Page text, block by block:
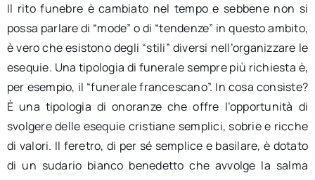
Il rito funebre è cambiato nel tempo e sebbene non si
possa parlare di “mode” o di “tendenze” in questo ambito,
è vero che esistono degli “stili” diversi nell’organizzare le
esequie. Una tipologia di funerale sempre più richiesta è,
per esempio, il “funerale francescano”. In cosa consiste?
È una tipologia di onoranze che offre l’opportunità di
svolgere delle esequie cristiane semplici, sobrie e ricche
di valori. Il feretro, di per sé semplice e basilare, è dotato
di un sudario bianco benedetto che avvolge la salma